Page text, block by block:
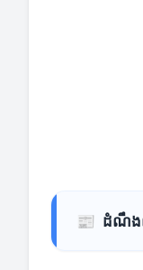
📰 ដំណឹង